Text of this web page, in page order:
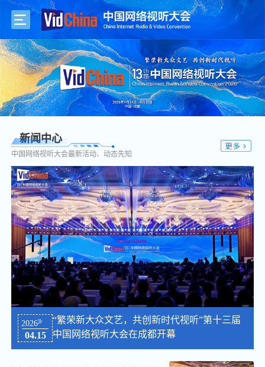
新闻中心
中国网络视听大会最新活动、动态先知
2026
04.15
“繁荣新大众文艺，共创新时代视听”第十三届
中国网络视听大会在成都开幕